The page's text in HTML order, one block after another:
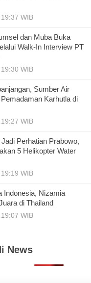
WIB
dan Muba Buka
Walk-In Interview PT
WIB
Sumber Air
Karhutla di
WIB
Perhatian Prabowo,
5 Helikopter Water
WIB
Indonesia, Nizamia
di Thailand
WIB
News